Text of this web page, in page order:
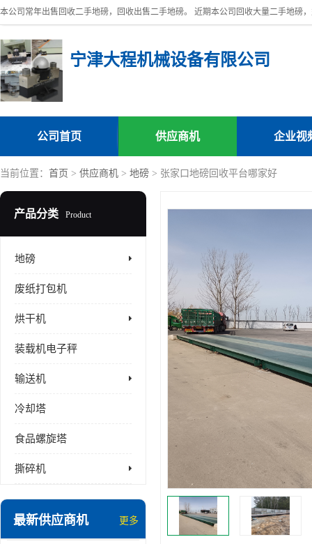
宁津大程机械设备有限公司
公司首页 供应商机 企业视
当前位置： 首页 > 供应商机 > 地磅 > 张家口地磅回收平台哪家好
产品分类 Product
地磅
废纸打包机
烘干机
装载机电子秤
输送机
冷却塔
食品螺旋塔
撕碎机
最新供应商机 更多